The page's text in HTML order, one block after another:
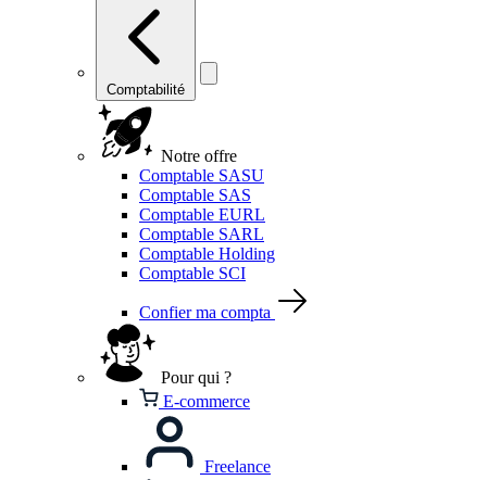
Comptabilité
Notre offre
Comptable SASU
Comptable SAS
Comptable EURL
Comptable SARL
Comptable Holding
Comptable SCI
Confier ma compta
Pour qui ?
E-commerce
Freelance